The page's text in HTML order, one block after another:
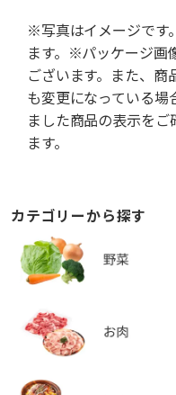
※写真はイメージです
ます。※パッケージ画
ございます。また、商
も変更になっている場
ました商品の表示を
ます。
カテゴリーから探す